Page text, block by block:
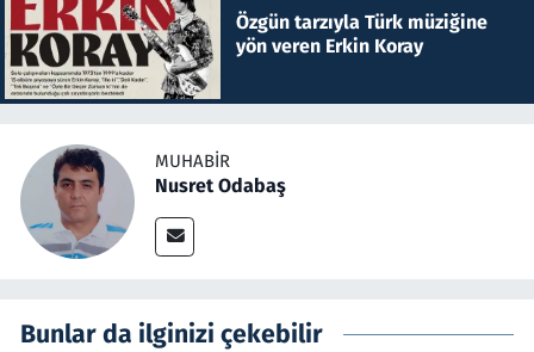
Özgün tarzıyla Türk müziğine
yön veren Erkin Koray
MUHABIR
Nusret Odabaş
Bunlar da ilginizi çekebilir